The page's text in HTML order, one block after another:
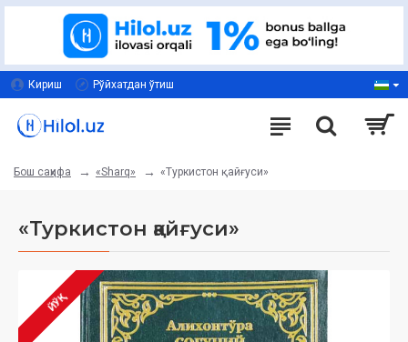
Кириш Рўйхатдан ўтиш
Бош саҳифа «Sharq» «Туркистон қайғуси»
«Туркистон қайғуси»
ЙЎҚ